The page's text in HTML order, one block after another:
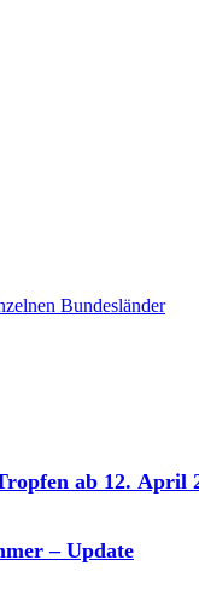
Bundesländer
ab 12. April
– Update